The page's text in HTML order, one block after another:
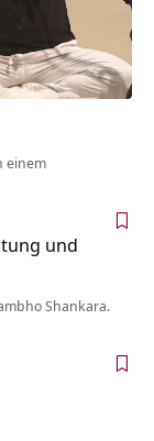
einem
und
Shankara.